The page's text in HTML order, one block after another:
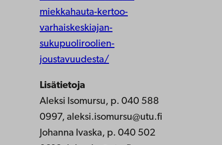
miekkahauta-kertoo-
varhaiskeskiajan-
sukupuoliroolien-
joustavuudesta/
Lisätietoja
Aleksi Isomursu, p. 040 588
0997, aleksi.isomursu@utu.fi
Johanna Ivaska, p. 040 502